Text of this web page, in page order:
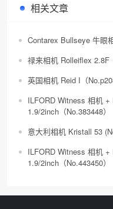
相关文章
Contarex Bullseye 牛眼
禄来相机 Rolleiflex 2.8F
英国相机 Reid I（
ILFORD Witness 相机 +
1.9/2inch（No.383448）
意大利相机 Kristall 53
ILFORD Witness 相机 +
1.9/2inch（No.443450）